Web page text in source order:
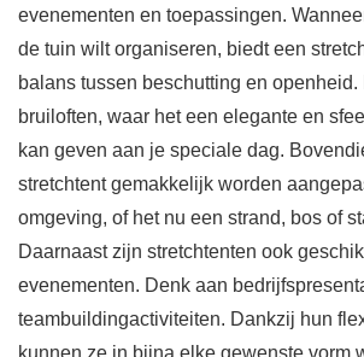
evenementen en toepassingen.
de tuin wilt organiseren, biedt een
balans tussen beschutting en
bruiloften, waar het een elegante en
kan geven aan je speciale dag.
stretchtent gemakkelijk worden
omgeving, of het nu een strand, bos of
Daarnaast zijn stretchtenten ook
evenementen. Denk aan
teambuildingactiviteiten. Dankzij hun
kunnen ze in bijna elke gewenste vorm